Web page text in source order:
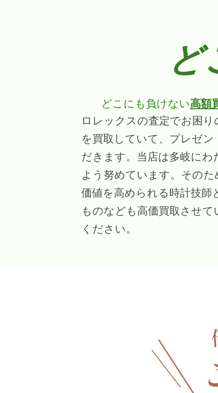
ど
どこにも負けない高額
ロレックスの査定でお困
を買取していて、プレゼ
だきます。当店は多岐に
よう努めています。その
価値を高められる時計技
ものなども高価買取させ
ください。